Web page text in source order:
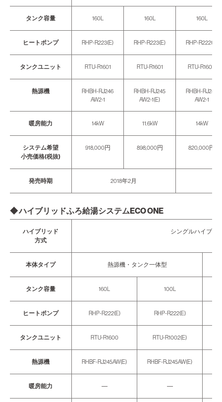
タンク容量 160L 160L 160L
ヒートポンプ RHP-R223(E) RHP-R223(E) RHP-R222(E)
タンクユニット RTU-R1601 RTU-R1601 RTU-R1600
熱源機
RHBH-RJ246
AW2-1
RHBH-RJ245
AW2-1(E)
RHBH-RJ246
AW2-1
暖房能力 14kW 11.6kW 14kW
システム希望
小売価格(税抜)
918,000円 898,000円 820,000円
発売時期 2018年2月
◆ ハイブリッドふろ給湯システムECO ONE
ハイブリッド
方式
シングルハイブリ
本体タイプ 熱源機・タンク一体型
タンク容量 160L 100L
ヒートポンプ RHP-R222(E) RHP-R222(E)
タンクユニット RTU-R1600 RTU-R1002(E)
熱源機 RHBF-RJ245AW(E) RHBF-RJ245AW(E)
暖房能力 ― ―